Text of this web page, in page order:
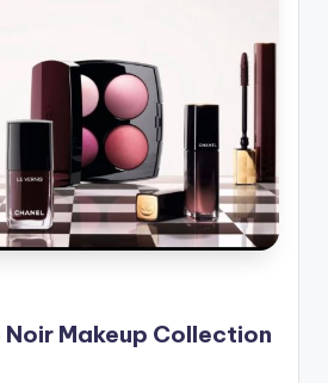
Noir Makeup Collection